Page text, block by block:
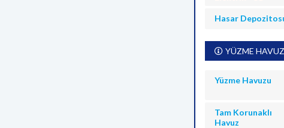
Hasar
YÜZME
Yüzme Havuzu
Tam Korunaklı
Havuz